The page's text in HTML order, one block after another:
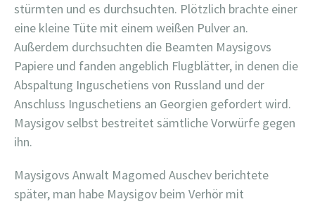
stürmten und es durchsuchten. Plötzlich brachte einer
eine kleine Tüte mit einem weißen Pulver an.
Außerdem durchsuchten die Beamten Maysigovs
Papiere und fanden angeblich Flugblätter, in denen die
Abspaltung Inguschetiens von Russland und der
Anschluss Inguschetiens an Georgien gefordert wird.
Maysigov selbst bestreitet sämtliche Vorwürfe gegen
ihn.
Maysigovs Anwalt Magomed Auschev berichtete
später, man habe Maysigov beim Verhör mit